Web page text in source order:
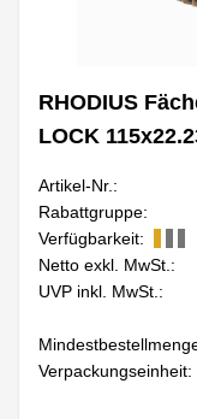
RHODIUS
LOCK
Artikel-Nr.:
Rabattgruppe:
Verfügbarkeit:
Netto exkl. MwSt.:
UVP inkl. MwSt.:
Verpackungseinheit: